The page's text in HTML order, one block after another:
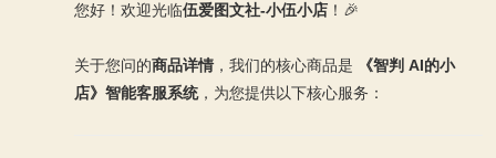
您好！欢迎光临伍爱图文社-小伍小店 ！🎉
关于您问的商品详情，我们的核心商品是
《智判 AI的小
店》智能客服系统，为您提供以下核心服务：